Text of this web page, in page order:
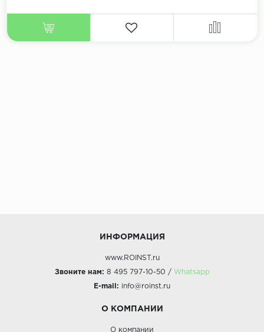
ИНФОРМАЦИЯ
www.ROINST.ru
Звоните нам: 8 495 797-10-50 / Whatsapp
E-mail: info@roinst.ru
О КОМПАНИИ
О компании